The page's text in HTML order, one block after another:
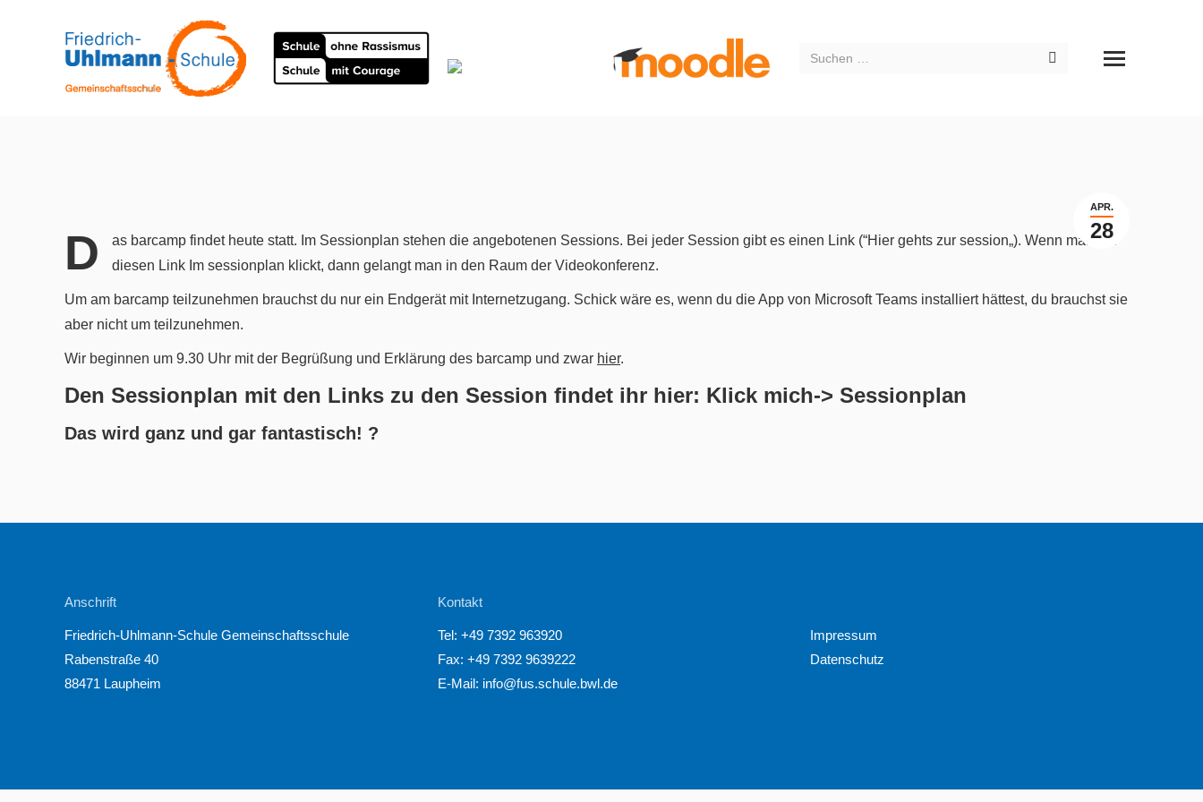
Search:
APR.
28
D
as barcamp findet heute statt. Im Sessionplan stehen die angebotenen Sessions. Bei jeder Session gibt es einen Link (“Hier gehts zur session„). Wenn man auf
diesen Link Im sessionplan klickt, dann gelangt man in den Raum der Videokonferenz.
Um am barcamp teilzunehmen brauchst du nur ein Endgerät mit Internetzugang. Schick wäre es, wenn du die App von Microsoft Teams installiert hättest, du brauchst sie
aber nicht um teilzunehmen.
Wir beginnen um 9.30 Uhr mit der Begrüßung und Erklärung des barcamp und zwar hier.
Den Sessionplan mit den Links zu den Session findet ihr hier: Klick mich-> Sessionplan
Das wird ganz und gar fantastisch! ?
Anschrift
Friedrich-Uhlmann-Schule Gemeinschaftsschule
Rabenstraße 40
88471 Laupheim
Kontakt
Tel: +49 7392 963920
Fax: +49 7392 9639222
E-Mail: info@fus.schule.bwl.de
Impressum
Datenschutz